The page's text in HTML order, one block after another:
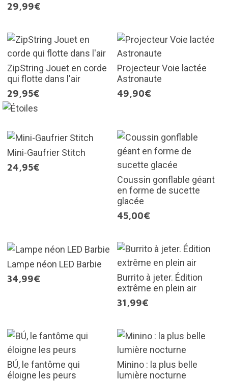
29,99€
ZipString Jouet en corde
qui flotte dans l'air
29,95€
Projecteur Voie lactée
Astronaute
49,90€
Mini-Gaufrier Stitch
24,95€
Coussin gonflable géant
en forme de sucette
glacée
45,00€
Lampe néon LED Barbie
34,99€
Burrito à jeter. Édition
extrême en plein air
31,99€
BÚ, le fantôme qui
éloigne les peurs
Minino : la plus belle
lumière nocturne